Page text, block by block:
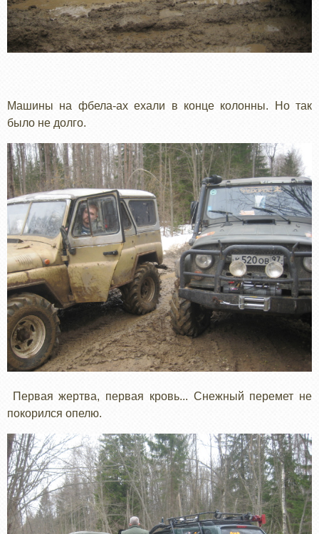
Машины на фбела-ах ехали в конце колонны. Но так
было не долго.
Первая жертва, первая кровь... Снежный перемет не
покорился опелю.